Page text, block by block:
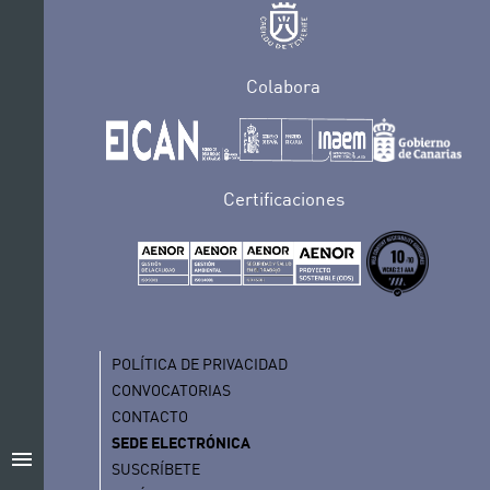
menu
Colabora
Certificaciones
POLÍTICA DE PRIVACIDAD
CONVOCATORIAS
CONTACTO
SEDE ELECTRÓNICA
SUSCRÍBETE